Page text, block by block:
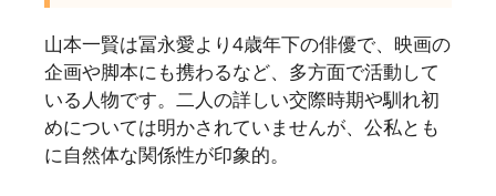
山本一賢は冨永愛より4歳年下の俳優で、映画の
企画や脚本にも携わるなど、多方面で活動して
いる人物です。二人の詳しい交際時期や馴れ初
めについては明かされていませんが、公私とも
に自然体な関係性が印象的。